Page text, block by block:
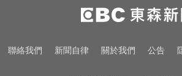
愛玩車／奧迪最省電新作 A2
秋季登場
MLB／李灝宇代打遭三振！
聯絡我們 新聞自律 關於我們 公告